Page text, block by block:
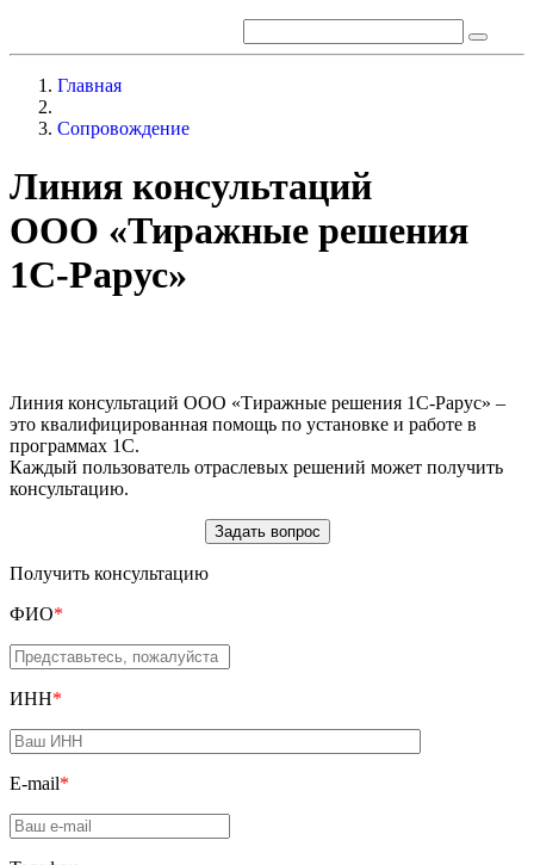
Главная
Сопровождение
Линия консультаций
ООО «Тиражные решения
1С-Рарус»
Линия консультаций ООО «Тиражные решения 1С-Рарус» –
это квалифицированная помощь по установке и работе в
программах 1С.
Каждый пользователь отраслевых решений может получить
консультацию.
Задать вопрос
Получить консультацию
ФИО*
ИНН*
E-mail*